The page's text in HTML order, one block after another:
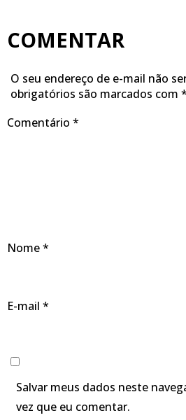
COMENTAR
O seu endereço de e-mail não
obrigatórios são marcados com *
Comentário *
Nome*
E-mail *
Salvar meus dados neste
vez que eu comentar.